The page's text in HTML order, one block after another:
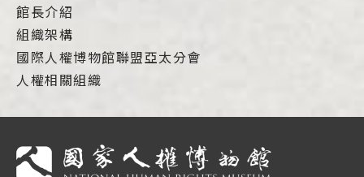
館長介紹
組織架構
國際人權博物館聯盟亞太分會
人權相關組織